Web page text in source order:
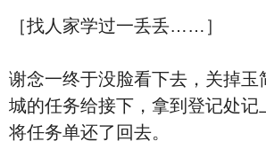
［找人家学过一丢丢……］
谢念一终于没脸看下去，关掉玉
城的任务给接下，拿到登记处记
将任务单还了回去。